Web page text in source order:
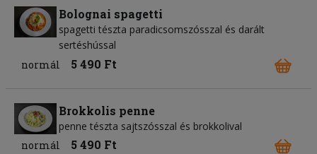
Bolognai spagetti
spagetti tészta paradicsomszósszal és darált
sertéshússal
normál
5 490 Ft
Brokkolis penne
penne tészta sajtszósszal és brokkolival
normál
5 490 Ft